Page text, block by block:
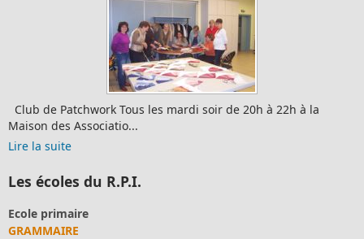
Club de Patchwork Tous les mardi soir de 20h à 22h à la
Maison des Associatio...
Lire la suite
Les écoles du R.P.I.
Ecole primaire
GRAMMAIRE